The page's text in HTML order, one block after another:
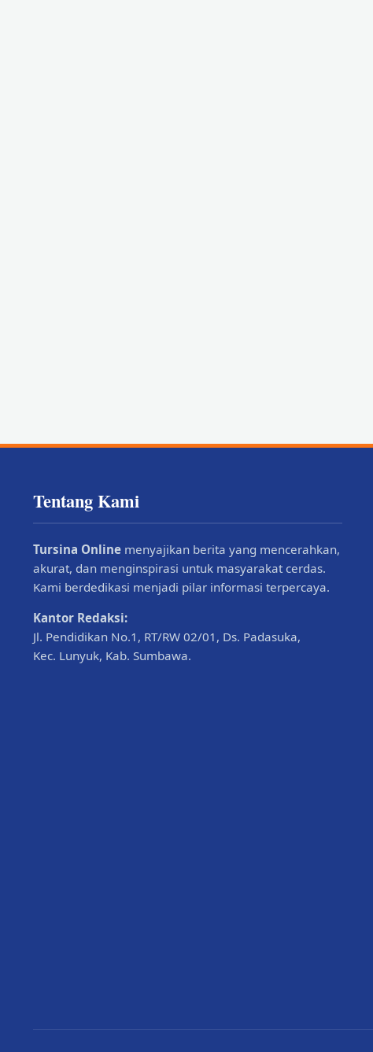
Tentang Kami
Tursina Online menyajikan berita yang mencerahkan,
akurat, dan menginspirasi untuk masyarakat cerdas.
Kami berdedikasi menjadi pilar informasi terpercaya.
Kantor Redaksi:
Jl. Pendidikan No.1, RT/RW 02/01, Ds. Padasuka,
Kec. Lunyuk, Kab. Sumbawa.